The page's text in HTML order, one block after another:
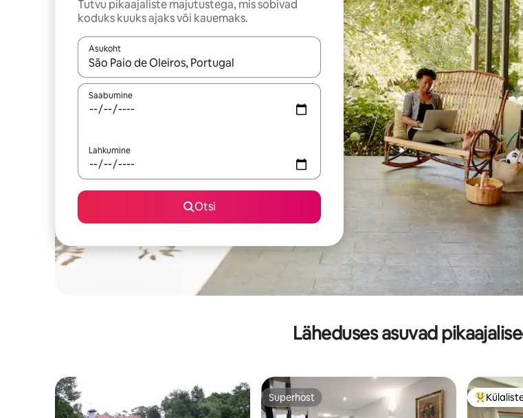
Tutvu pikaajaliste majutustega, mis sobivad
koduks kuuks ajaks või kauemaks.
Asukoht
Kui tulemused on kuvatud, liigu ekraanil nooleklahvidega või puuduta või tõmba mööda ekraani.
Saabumine
Lahkumine
Otsi
Läheduses asuvad
Superhost
Superhost Külaliste